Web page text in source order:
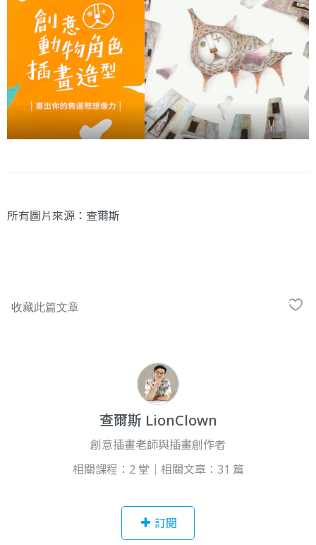
所有圖片來源：查爾斯
查爾斯 LionClown
創意插畫老師與插畫創作者
相關課程：2 堂｜相關文章：31 篇
訂閱